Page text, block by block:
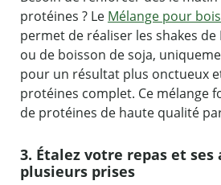
protéines ? Le Mélange pour
permet de réaliser les shakes de
ou de boisson de soja,
pour un résultat plus onctueux
protéines complet. Ce mélange
de protéines de haute qualité
3. Étalez votre repas et
plusieurs prises